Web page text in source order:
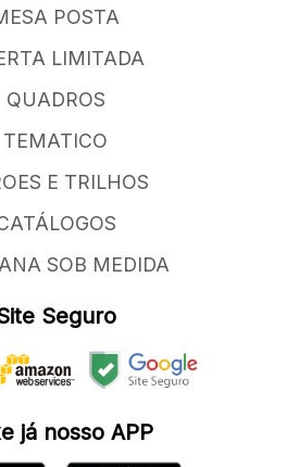
POSTA
LIMITADA
QUADROS
TEMATICO
E TRILHOS
SOB MEDIDA
Seguro
já nosso APP